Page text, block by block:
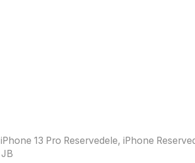
iPhone 13 Pro Reservedele, iPhone
JB